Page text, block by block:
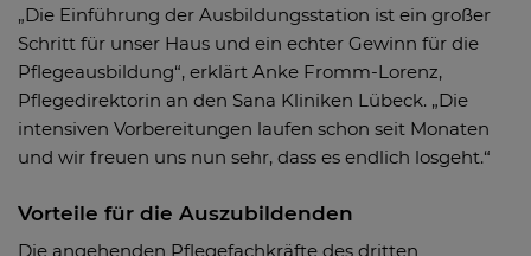
„Die Einführung der Ausbildungsstation ist ein großer
Schritt für unser Haus und ein echter Gewinn für die
Pflegeausbildung“, erklärt Anke Fromm-Lorenz,
Pflegedirektorin an den Sana Kliniken Lübeck. „Die
intensiven Vorbereitungen laufen schon seit Monaten
und wir freuen uns nun sehr, dass es endlich losgeht.“
Vorteile für die Auszubildenden
Die angehenden Pflegefachkräfte des dritten